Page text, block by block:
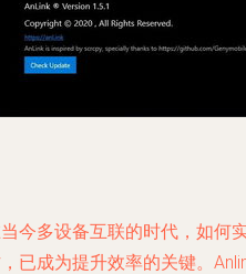
今多设备互联的时代，如何
已成为提升效率的关键。